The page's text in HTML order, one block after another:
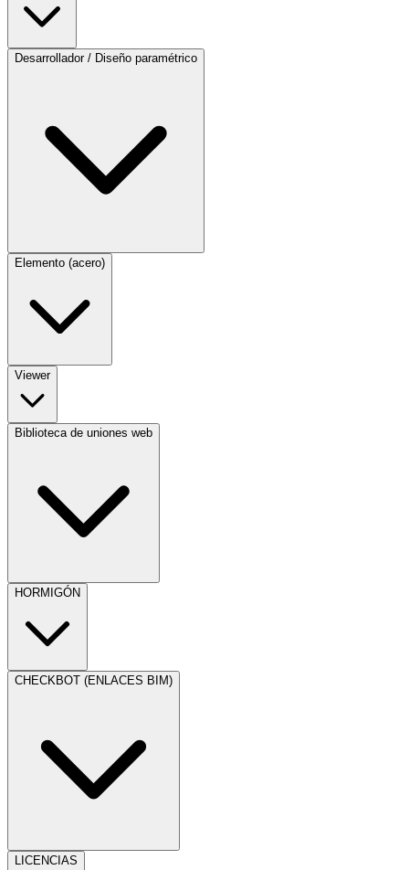
Desarrollador / Diseño paramétrico
Elemento (acero)
Viewer
Biblioteca de uniones web
HORMIGÓN
CHECKBOT (ENLACES BIM)
LICENCIAS